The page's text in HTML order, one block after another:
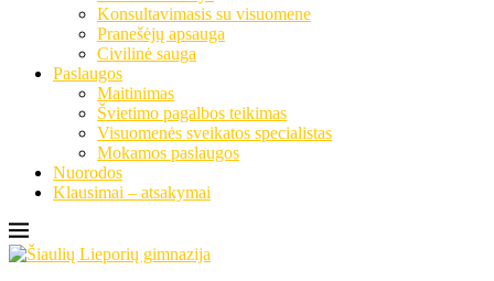
Konsultavimasis su visuomene
Pranešėjų apsauga
Civilinė sauga
Paslaugos
Maitinimas
Švietimo pagalbos teikimas
Visuomenės sveikatos specialistas
Mokamos paslaugos
Nuorodos
Klausimai – atsakymai